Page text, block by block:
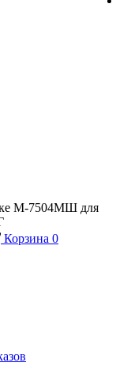
М-7504МШ для
Корзина 0